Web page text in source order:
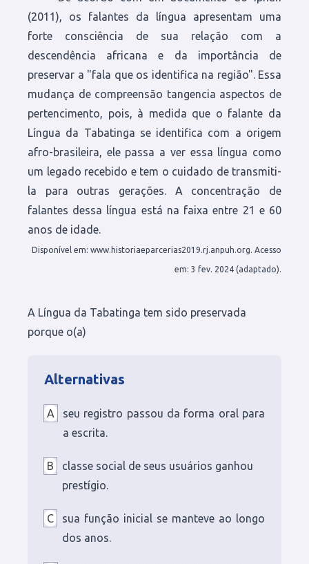
(2011), os falantes da língua apresentam uma
forte consciência de sua relação com a
descendência africana e da importância de
preservar a "fala que os identifica na região". Essa
mudança de compreensão tangencia aspectos de
pertencimento, pois, à medida que o falante da
Língua da Tabatinga se identifica com a origem
afro-brasileira, ele passa a ver essa língua como
um legado recebido e tem o cuidado de transmiti-
la para outras gerações. A concentração de
falantes dessa língua está na faixa entre 21 e 60
anos de idade.
Disponível em: www.historiaeparcerias2019.rj.anpuh.org. Acesso
em: 3 fev. 2024 (adaptado).
A Língua da Tabatinga tem sido preservada
porque o(a)
Alternativas
A
seu registro passou da forma oral para
a escrita.
B
classe social de seus usuários ganhou
prestígio.
C
sua função inicial se manteve ao longo
dos anos.